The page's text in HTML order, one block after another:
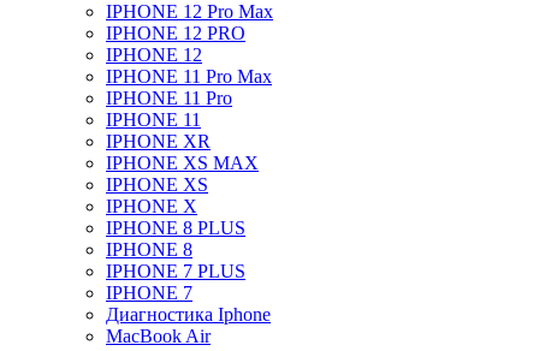
IPHONE 12 Pro Max
IPHONE 12 PRO
IPHONE 12
IPHONE 11 Pro Max
IPHONE 11 Pro
IPHONE 11
IPHONE XR
IPHONE XS MAX
IPHONE XS
IPHONE X
IPHONE 8 PLUS
IPHONE 8
IPHONE 7 PLUS
IPHONE 7
Диагностика Iphone
MacBook Air